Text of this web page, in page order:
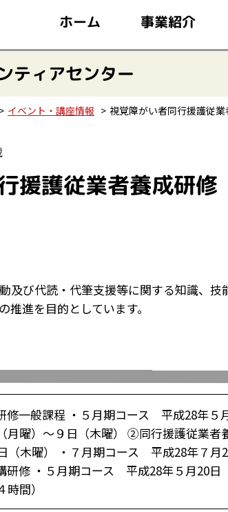
ホーム 事業紹介
ティアセンター
イベント・講座情報 視覚障がい者同行援護従
援護従業者養成研
及び代読・代筆支援等に関する知識、
進を目的としています。
一般課程 ・５月期コース 平成28年５
曜）～９日（木曜） ②同行援護従業
（木曜） ・７月期コース 平成28年７
研修 ・５月期コース 平成28年５月20
間）